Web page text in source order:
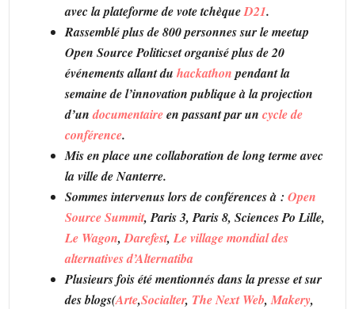
avec la plateforme de vote tchèqueD21.
Rassemblé plus de 800 personnes sur le meetup
Open Source Politicset organisé plus de 20
événements allant duhackathonpendant la
semaine de l’innovation publique à la projection
d’undocumentaireen passant par uncycle de
conférence.
Mis en place une collaboration de long terme avec
la ville de Nanterre.
Sommes intervenus lors de conférences à :Open
Source Summit, Paris 3, Paris 8, Sciences Po Lille,
Le Wagon,Darefest,Le village mondial des
alternatives d’Alternatiba
Plusieurs fois été mentionnés dans la presse et sur
des blogs(Arte,Socialter, The Next Web,Makery,